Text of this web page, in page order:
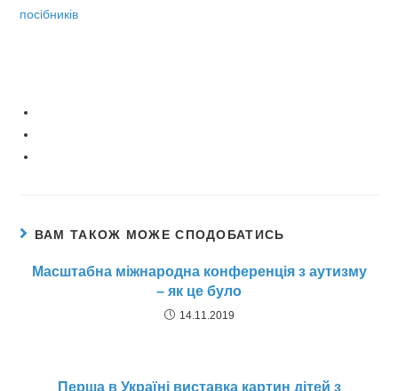
посібників
ВАМ ТАКОЖ МОЖЕ СПОДОБАТИСЬ
Масштабна міжнародна конференція з аутизму
– як це було
14.11.2019
Перша в Україні виставка картин дітей з